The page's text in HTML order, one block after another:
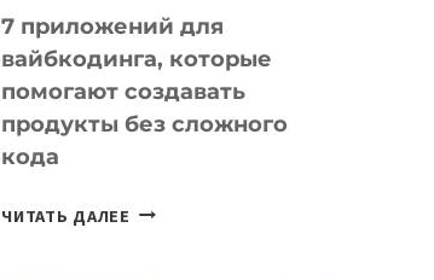
7 приложений для
вайбкодинга, которые
помогают создавать
продукты без сложного
кода
ЧИТАТЬ ДАЛЕЕ